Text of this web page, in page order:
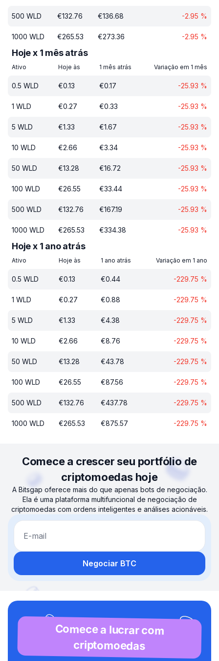
500 WLD €132.76 €136.68 -2.95 %
1000 WLD €265.53 €273.36 -2.95 %
Hoje x 1 mês atrás
Ativo Hoje às 1 mês atrás Variação em 1 mês
0.5 WLD €0.13 €0.17 -25.93 %
1 WLD €0.27 €0.33 -25.93 %
5 WLD €1.33 €1.67 -25.93 %
10 WLD €2.66 €3.34 -25.93 %
50 WLD €13.28 €16.72 -25.93 %
100 WLD €26.55 €33.44 -25.93 %
500 WLD €132.76 €167.19 -25.93 %
1000 WLD €265.53 €334.38 -25.93 %
Hoje x 1 ano atrás
Ativo Hoje às 1 ano atrás Variação em 1 ano
0.5 WLD €0.13 €0.44 -229.75 %
1 WLD €0.27 €0.88 -229.75 %
5 WLD €1.33 €4.38 -229.75 %
10 WLD €2.66 €8.76 -229.75 %
50 WLD €13.28 €43.78 -229.75 %
100 WLD €26.55 €87.56 -229.75 %
500 WLD €132.76 €437.78 -229.75 %
1000 WLD €265.53 €875.57 -229.75 %
Comece a crescer seu portfólio de
criptomoedas hoje
A Bitsgap oferece mais do que apenas bots de negociação.
Ela é uma plataforma multifuncional de negociação de
criptomoedas com ordens inteligentes e análises acionáveis.
E-mail
Negociar BTC
Comece a lucrar com
criptomoedas